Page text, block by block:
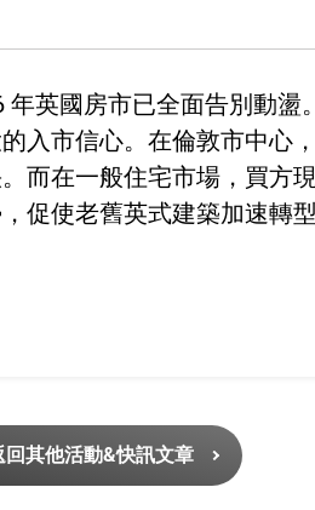
英國房市已全面告別動
入市信心。在倫敦市中心
而在一般住宅市場，買方
促使老舊英式建築加速轉型
回其他活動&快訊文章